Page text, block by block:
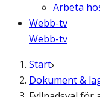
Arbeta
Webb-tv
Webb-tv
Start
Dokument &